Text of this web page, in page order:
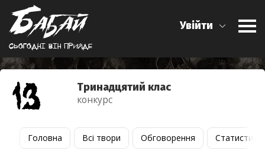
Сьогоднi вiн прийде
Увійти
Тринадцятий клас
конкурс
Головна Всі твори Обговорення Статистика